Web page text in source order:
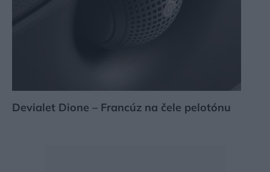
Devialet Dione – Francúz na čele pelotónu